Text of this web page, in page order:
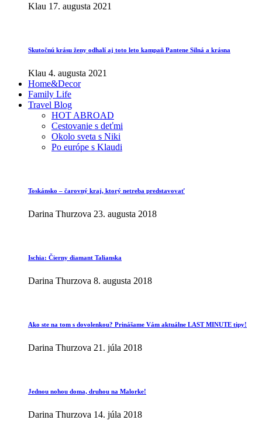
Klau 17. augusta 2021
Skutočnú krásu ženy odhalí aj toto leto kampaň Pantene Silná a krásna
Klau 4. augusta 2021
Home&Decor
Family Life
Travel Blog
HOT ABROAD
Cestovanie s deťmi
Okolo sveta s Niki
Po európe s Klaudi
Toskánsko – čarovný kraj, ktorý netreba predstavovať
Darina Thurzova 23. augusta 2018
Ischia: Čierny diamant Talianska
Darina Thurzova 8. augusta 2018
Ako ste na tom s dovolenkou? Prinášame Vám aktuálne LAST MINUTE tipy!
Darina Thurzova 21. júla 2018
Jednou nohou doma, druhou na Malorke!
Darina Thurzova 14. júla 2018